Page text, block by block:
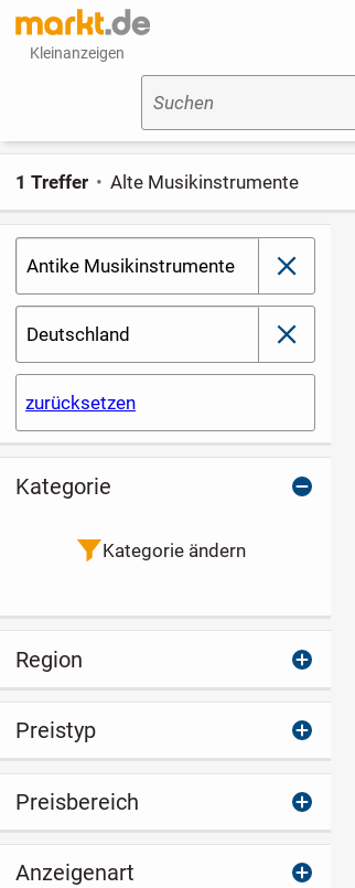
Kleinanzeigen
Suchen
Antike Musikinstrumente schließen
Deutschland schließen
zurücksetzen
1 Treffer Alte Musikinstrumente
Kategorie
Kategorie ändern
Region
Preistyp
Preisbereich
Anzeigenart